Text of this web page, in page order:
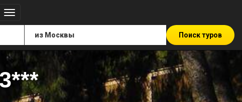
Поиск туров